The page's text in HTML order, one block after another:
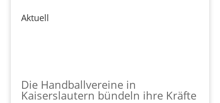
Aktuell
Die Handballvereine in
Kaiserslautern bündeln ihre Kräfte